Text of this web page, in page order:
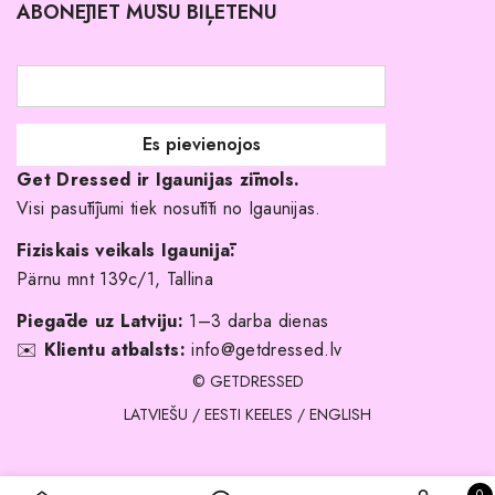
Atgriešanas politika
Līgavas družiņu kleitas
Veikali
Kāpēc izvēlēties mūs?
ABONĒJIET MŪSU BIĻETENU
Get Dressed ir Igaunijas zīmols.
Visi pasūtījumi tiek nosūtīti no Igaunijas.
Fiziskais veikals Igaunijā:
Pärnu mnt 139c/1, Tallina
Piegāde uz Latviju: 1–3 darba dienas
✉️ Klientu atbalsts: info@getdressed.lv
© GETDRESSED
LATVIEŠU / EESTI KEELES / ENGLISH